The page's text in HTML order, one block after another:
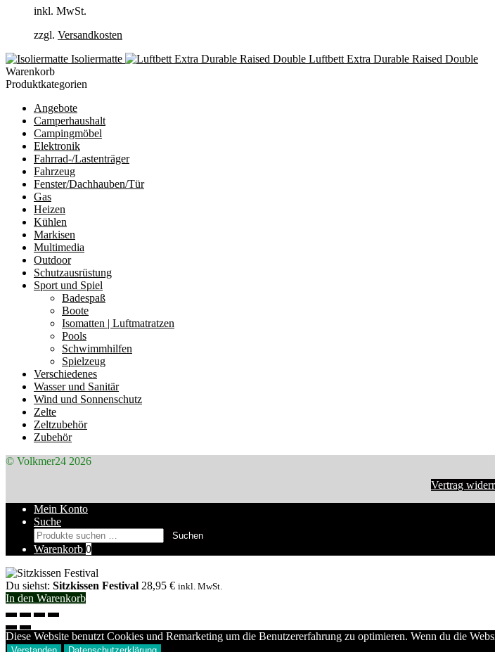
inkl. MwSt.
zzgl. Versandkosten
Isoliermatte
Luftbett Extra Durable Raised Double
Warenkorb
Produktkategorien
Angebote
Camperhaushalt
Campingmöbel
Elektronik
Fahrrad-/Lastenträger
Fahrzeug
Fenster/Dachhauben/Tür
Gas
Heizen
Kühlen
Markisen
Multimedia
Outdoor
Schutzausrüstung
Sport und Spiel
Badespaß
Boote
Isomatten | Luftmatratzen
Pools
Schwimmhilfen
Spielzeug
Verschiedenes
Wasser und Sanitär
Wind und Sonnenschutz
Zelte
Zeltzubehör
Zubehör
© Volkmer24 2026
Vertrag
Mein Konto
Suche
Suchen
nach:
Suchen
Warenkorb 0
Du siehst: Sitzkissen Festival 28,95 € inkl. MwSt.
In den Warenkorb
Diese Website benutzt Cookies und Remarketing um die Benutzererfahrung zu optimieren. Wenn du die